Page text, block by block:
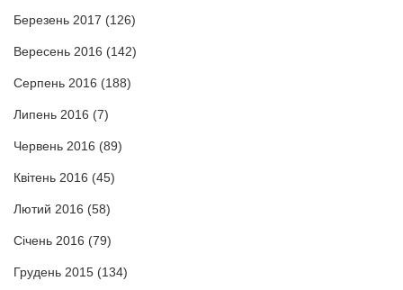
Березень 2017 (126)
Вересень 2016 (142)
Серпень 2016 (188)
Липень 2016 (7)
Червень 2016 (89)
Квітень 2016 (45)
Лютий 2016 (58)
Січень 2016 (79)
Грудень 2015 (134)